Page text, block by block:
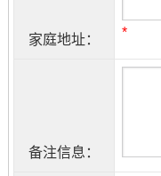
家庭地址： *
备注信息：